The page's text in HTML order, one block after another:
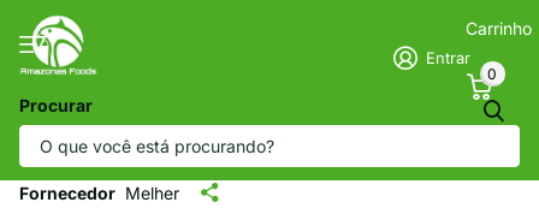
Procurar
Entrar
Carrinho
0
Molho de chocolate latino-americano
Choco Melher - Chocobanana (13,33 oz)
Fornecedor Melher